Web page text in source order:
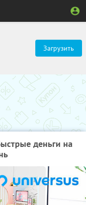
Загрузить
деньги на